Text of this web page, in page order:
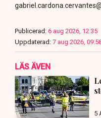
Publicerad: 6 aug 2026, 12:35
Uppdaterad: 7 aug 2026,
LÄS ÄVEN
5